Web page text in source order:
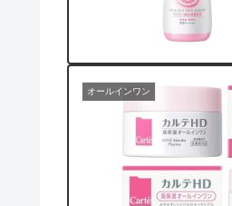
オールインワン